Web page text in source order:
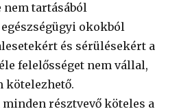
tartásából
okokból
és sérülésekért a
felelősséget nem vállal,
kötelezhető.
minden résztvevő köteles a